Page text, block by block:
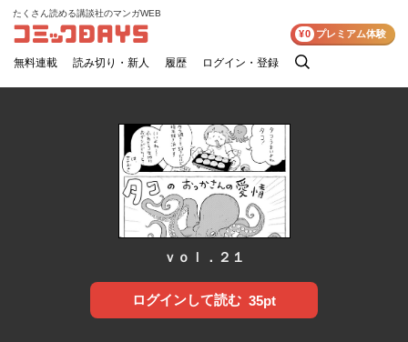
コミックDAYS
たくさん読める講談社のマンガWEB
無料連載 読み切り・新人 履歴 ログイン・登録
検
¥0 プレミアム体験
ｖｏｌ．２１
ログインして読む 35pt